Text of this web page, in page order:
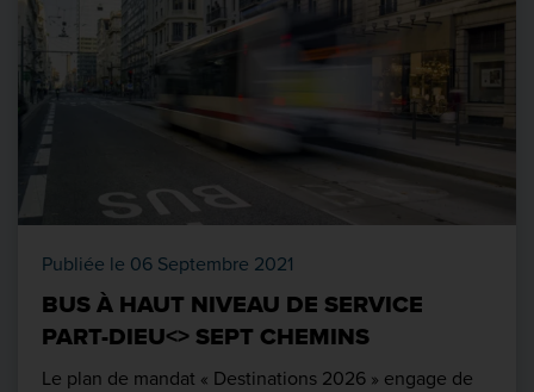
Publiée le 06 Septembre 2021
BUS À HAUT NIVEAU DE SERVICE
PART-DIEU<> SEPT CHEMINS
Le plan de mandat « Destinations 2026 » engage de